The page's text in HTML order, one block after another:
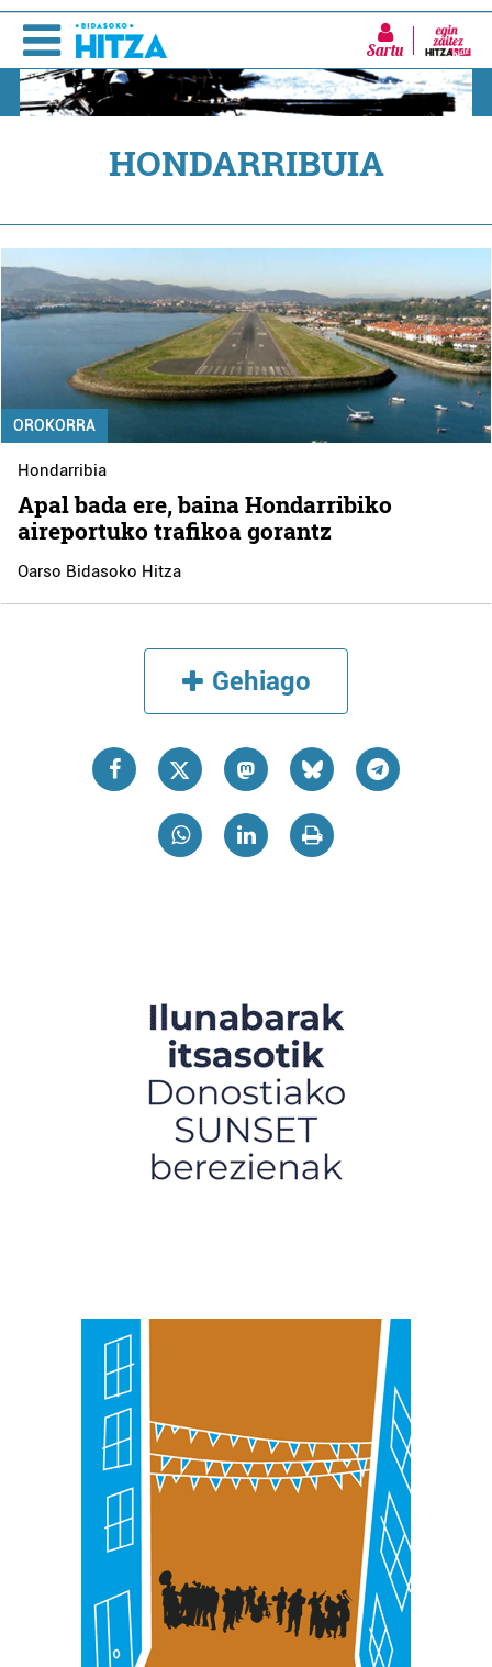
Sartu
HONDARRIBUIA
OROKORRA
Hondarribia
Apal bada ere, baina Hondarribiko
aireportuko trafikoa gorantz
Oarso Bidasoko Hitza
Gehiago